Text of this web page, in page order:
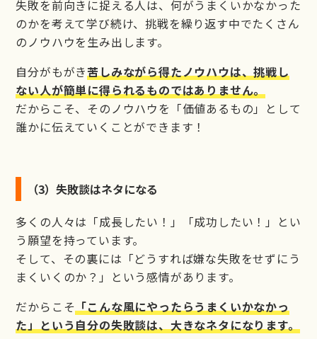
失敗を前向きに捉える人は、何がうまくいかなかった
のかを考えて学び続け、挑戦を繰り返す中でたくさん
のノウハウを生み出します。
自分がもがき苦しみながら得たノウハウは、挑戦し
ない人が簡単に得られるものではありません。
だからこそ、そのノウハウを「価値あるもの」として
誰かに伝えていくことができます！
（3）失敗談はネタになる
多くの人々は「成長したい！」「成功したい！」とい
う願望を持っています。
そして、その裏には「どうすれば嫌な失敗をせずにう
まくいくのか？」という感情があります。
だからこそ「こんな風にやったらうまくいかなかっ
た」という自分の失敗談は、大きなネタになります。